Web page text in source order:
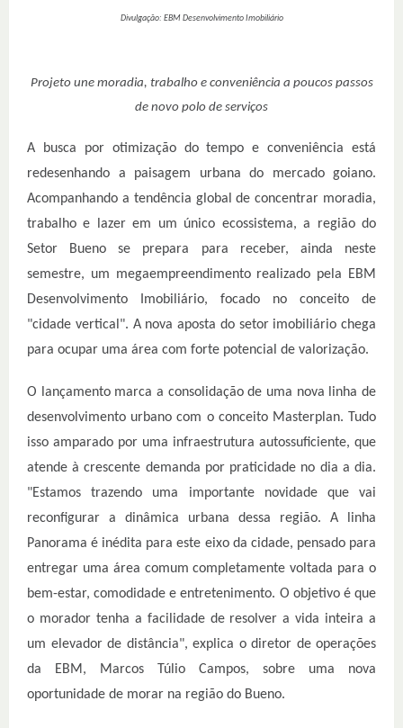
Divulgação: EBM Desenvolvimento Imobiliário
Projeto une moradia, trabalho e conveniência a poucos passos
de novo polo de serviços
A busca por otimização do tempo e conveniência está
redesenhando a paisagem urbana do mercado goiano.
Acompanhando a tendência global de concentrar moradia,
trabalho e lazer em um único ecossistema, a região do
Setor Bueno se prepara para receber, ainda neste
semestre, um megaempreendimento realizado pela EBM
Desenvolvimento Imobiliário, focado no conceito de
"cidade vertical". A nova aposta do setor imobiliário chega
para ocupar uma área com forte potencial de valorização.
O lançamento marca a consolidação de uma nova linha de
desenvolvimento urbano com o conceito Masterplan. Tudo
isso amparado por uma infraestrutura autossuficiente, que
atende à crescente demanda por praticidade no dia a dia.
"Estamos trazendo uma importante novidade que vai
reconfigurar a dinâmica urbana dessa região. A linha
Panorama é inédita para este eixo da cidade, pensado para
entregar uma área comum completamente voltada para o
bem-estar, comodidade e entretenimento. O objetivo é que
o morador tenha a facilidade de resolver a vida inteira a
um elevador de distância", explica o diretor de operações
da EBM, Marcos Túlio Campos, sobre uma nova
oportunidade de morar na região do Bueno.